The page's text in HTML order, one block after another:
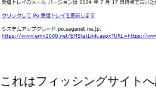
これはフィッシングサイト